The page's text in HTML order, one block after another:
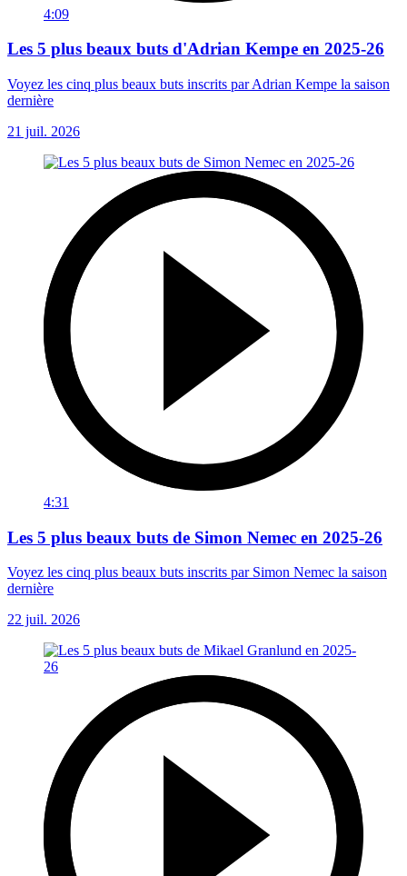
4:09
Les 5 plus beaux buts d'Adrian Kempe en 2025-26
Voyez les cinq plus beaux buts inscrits par Adrian Kempe la saison
dernière
21 juil. 2026
4:31
Les 5 plus beaux buts de Simon Nemec en 2025-26
Voyez les cinq plus beaux buts inscrits par Simon Nemec la saison
dernière
22 juil. 2026